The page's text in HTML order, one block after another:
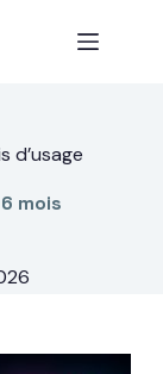
d’usage
mois